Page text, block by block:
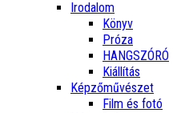
Irodalom
Könyv
Próza
HANGSZÓRÓ
Kiállítás
Képzőművészet
Film és fotó